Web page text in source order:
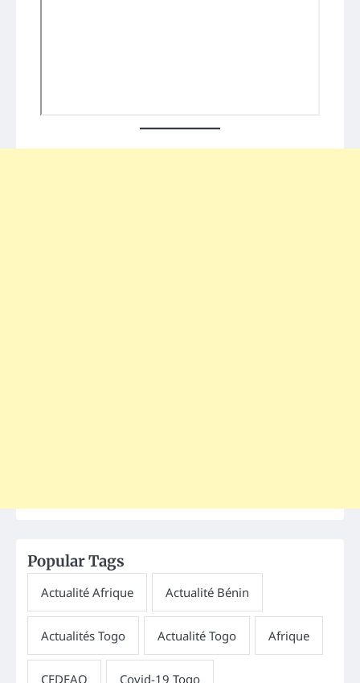
Popular Tags